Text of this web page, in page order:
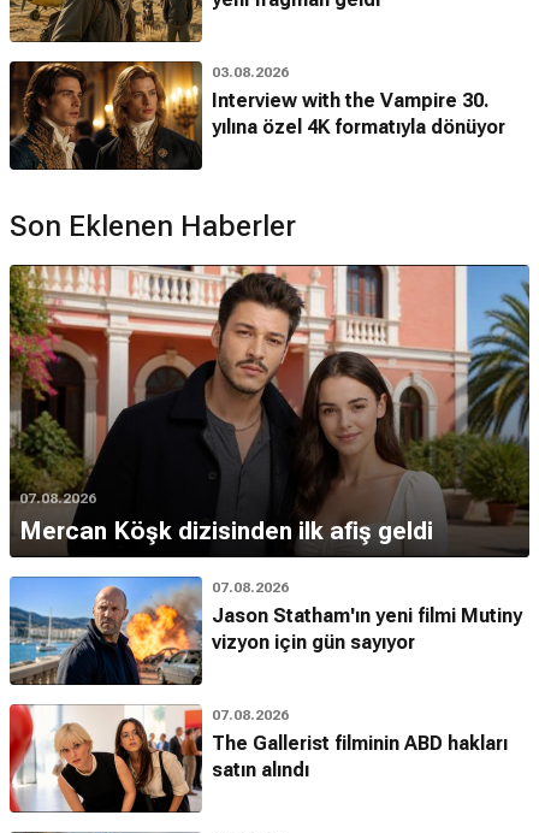
03.08.2026
Interview with the Vampire 30.
yılına özel 4K formatıyla dönüyor
Son Eklenen Haberler
07.08.2026
Mercan Köşk dizisinden ilk afiş geldi
07.08.2026
Jason Statham'ın yeni filmi Mutiny
vizyon için gün sayıyor
07.08.2026
The Gallerist filminin ABD hakları
satın alındı